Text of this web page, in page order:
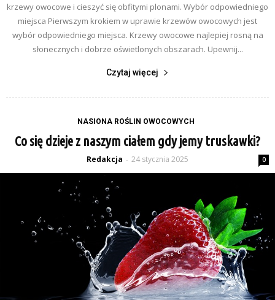
krzewy owocowe i cieszyć się obfitymi plonami. Wybór odpowiedniego
miejsca Pierwszym krokiem w uprawie krzewów owocowych jest
wybór odpowiedniego miejsca. Krzewy owocowe najlepiej rosną na
słonecznych i dobrze oświetlonych obszarach. Upewnij...
Czytaj więcej
NASIONA ROŚLIN OWOCOWYCH
Co się dzieje z naszym ciałem gdy jemy truskawki?
Redakcja - 24 stycznia 2025 0